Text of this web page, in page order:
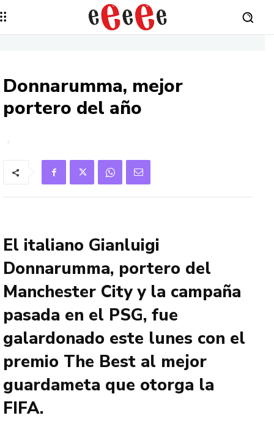
Donnarumma, mejor
portero del año
El italiano Gianluigi
Donnarumma, portero del
Manchester City y la campaña
pasada en el PSG, fue
galardonado este lunes con el
premio The Best al mejor
guardameta que otorga la
FIFA.